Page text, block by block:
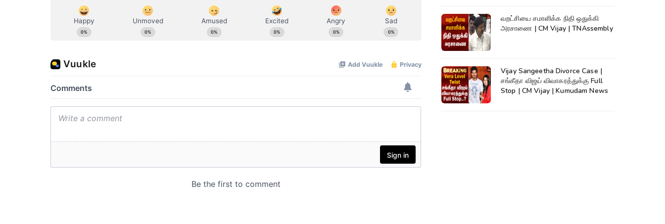
வறட்சியை சமாளிக்க நிதி ஒதுக்கி
அரசாணை | CM Vijay | TNAssembly
Vijay Sangeetha Divorce Case |
சங்கீதா விஜய் விவாகரத்துக்கு Full
Stop | CM Vijay | Kumudam News